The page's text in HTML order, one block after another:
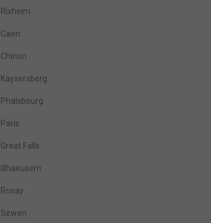
Rixheim
Caen
Chinon
Kaysersberg
Phalsbourg
Paris
Great Falls
Illhaeusern
Rosay
Sewen